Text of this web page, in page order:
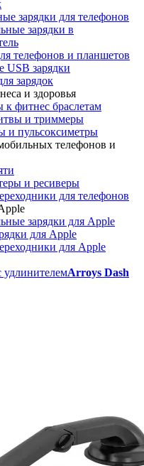
зарядки для телефонов
зарядки в
телефонов и планшетов
USB зарядки
зарядок
и здоровья
к фитнес браслетам
и триммеры
и пульсоксиметры
телефонов и
и ресиверы
для телефонов
зарядки для Apple
для Apple
для Apple
Arroys Dash